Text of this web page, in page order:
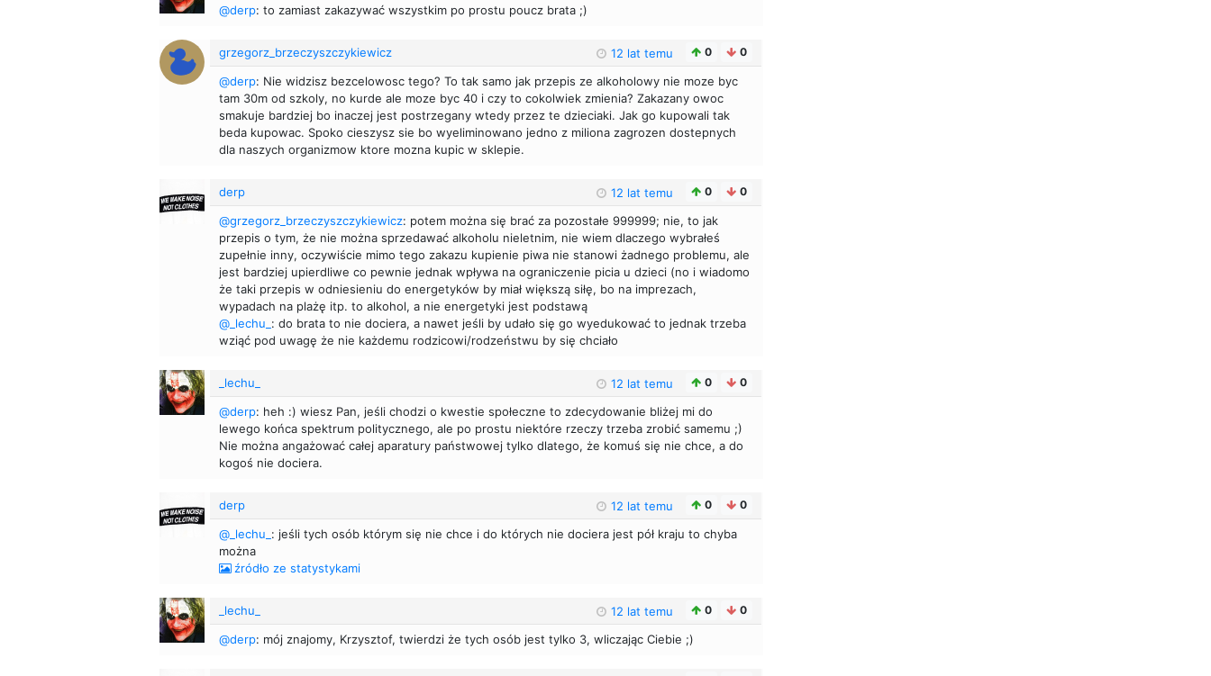
@derp: to zamiast zakazywać wszystkim po prostu poucz brata ;)
grzegorz_brzeczyszczykiewicz 12 lat temu 0 0
@derp: Nie widzisz bezcelowosc tego? To tak samo jak przepis ze alkoholowy nie moze byc
tam 30m od szkoly, no kurde ale moze byc 40 i czy to cokolwiek zmienia? Zakazany owoc
smakuje bardziej bo inaczej jest postrzegany wtedy przez te dzieciaki. Jak go kupowali tak
beda kupowac. Spoko cieszysz sie bo wyeliminowano jedno z miliona zagrozen dostepnych
dla naszych organizmow ktore mozna kupic w sklepie.
derp 12 lat temu 0 0
@grzegorz_brzeczyszczykiewicz: potem można się brać za pozostałe 999999; nie, to jak
przepis o tym, że nie można sprzedawać alkoholu nieletnim, nie wiem dlaczego wybrałeś
zupełnie inny, oczywiście mimo tego zakazu kupienie piwa nie stanowi żadnego problemu, ale
jest bardziej upierdliwe co pewnie jednak wpływa na ograniczenie picia u dzieci (no i wiadomo
że taki przepis w odniesieniu do energetyków by miał większą siłę, bo na imprezach,
wypadach na plażę itp. to alkohol, a nie energetyki jest podstawą
@_lechu_ : do brata to nie dociera, a nawet jeśli by udało się go wyedukować to jednak trzeba
wziąć pod uwagę że nie każdemu rodzicowi/rodzeństwu by się chciało
_lechu_ 12 lat temu 0 0
@derp: heh :) wiesz Pan, jeśli chodzi o kwestie społeczne to zdecydowanie bliżej mi do
lewego końca spektrum politycznego, ale po prostu niektóre rzeczy trzeba zrobić samemu ;)
Nie można angażować całej aparatury państwowej tylko dlatego, że komuś się nie chce, a do
kogoś nie dociera.
derp 12 lat temu 0 0
@_lechu_ : jeśli tych osób którym się nie chce i do których nie dociera jest pół kraju to chyba
można
źródło ze statystykami
_lechu_ 12 lat temu 0 0
@derp: mój znajomy, Krzysztof, twierdzi że tych osób jest tylko 3, wliczając Ciebie ;)